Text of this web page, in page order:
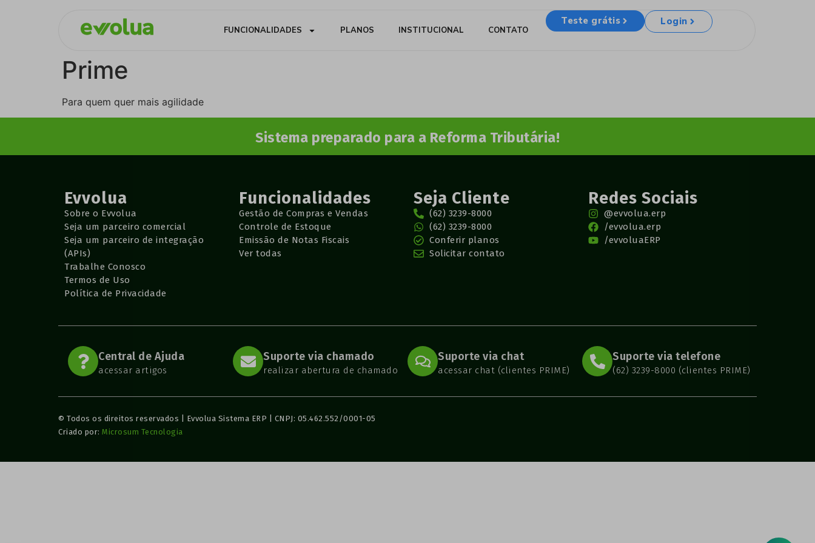
FUNCIONALIDADES PLANOS INSTITUCIONAL CONTATO
Teste grátis Login
Prime
Para quem quer mais agilidade
Sistema preparado para a Reforma Tributária!
Evvolua
Sobre o Evvolua
Seja um parceiro comercial
Seja um parceiro de integração
(APIs)
Trabalhe Conosco
Termos de Uso
Política de Privacidade
Funcionalidades
Gestão de Compras e Vendas
Controle de Estoque
Emissão de Notas Fiscais
Ver todas
Seja Cliente
(62) 3239-8000
(62) 3239-8000
Conferir planos
Solicitar contato
Redes Sociais
@evvolua.erp
/evvolua.erp
/evvoluaERP
Central de Ajuda
acessar artigos
Suporte via chamado
realizar abertura de chamado
Suporte via chat
acessar chat (clientes PRIME)
Suporte via telefone
(62) 3239-8000 (clientes PRIME)
© Todos os direitos reservados | Evvolua Sistema ERP | CNPJ: 05.462.552/0001-05
Criado por: Microsum Tecnologia